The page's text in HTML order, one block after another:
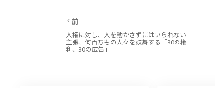
前
人権に対し、人を動かさずにはいられない
主張、何百万もの人々を鼓舞する「30の権
利、30の広告」